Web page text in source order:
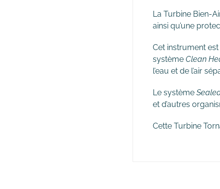
La Turbine Bien-
ainsi qu’une
Cet instrument est
système Clean
l’eau et de l’air
Le système
et d’autres
Cette Turbine